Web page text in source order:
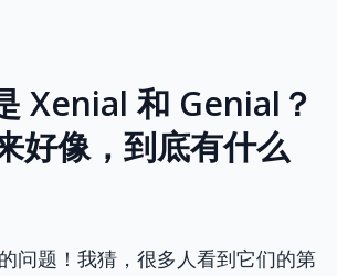
Xenial 和 Genial？
好像，到底有什么
问题！我猜，很多人看到它们的第